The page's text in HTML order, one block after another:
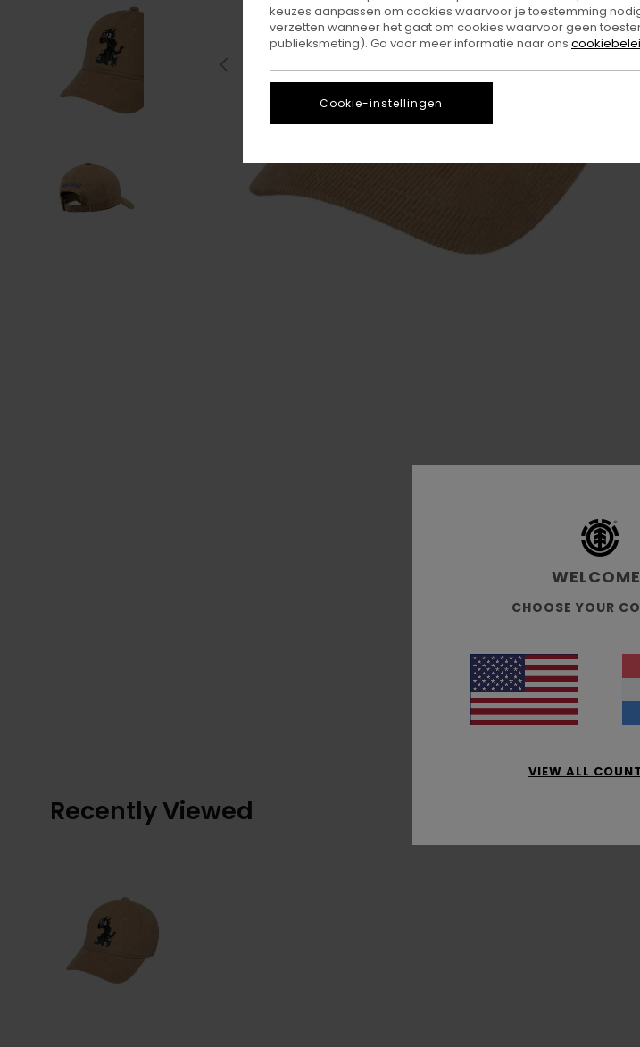
Recently Viewed
CHOOSE YOUR
VIEW ALL
keuzes aanpassen om cookies waarvoor je toestemming
verzetten wanneer het gaat om cookies waarvoor geen
publieksmeting). Ga voor meer informatie naar ons
Cookie-instellingen